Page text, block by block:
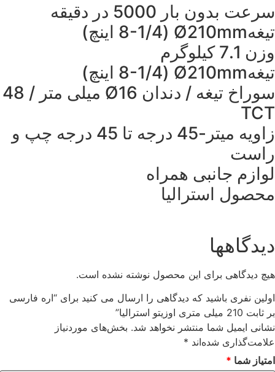
سرعت بدون بار 5000 در دقیقه
تیغهØ210mm (8-1/4 اینچ)
وزن 7.1 کیلوگرم
تیغهØ210mm (8-1/4 اینچ)
سوراخ تیغه / دندان Ø16 میلی متر / 48
TCT
زاویه میتر-45 درجه تا 45 درجه چپ و
راست
لوازم جانبی همراه
محصول استرالیا
دیدگاهها
هیچ دیدگاهی برای این محصول نوشته نشده است.
اولین نفری باشید که دیدگاهی را ارسال می کنید برای “اره فارسی
بر ثابت 210 میلی متری اوزیتو استرالیا”
نشانی ایمیل شما منتشر نخواهد شد. بخش‌های موردنیاز
علامت‌گذاری شده‌اند *
امتیاز شما *